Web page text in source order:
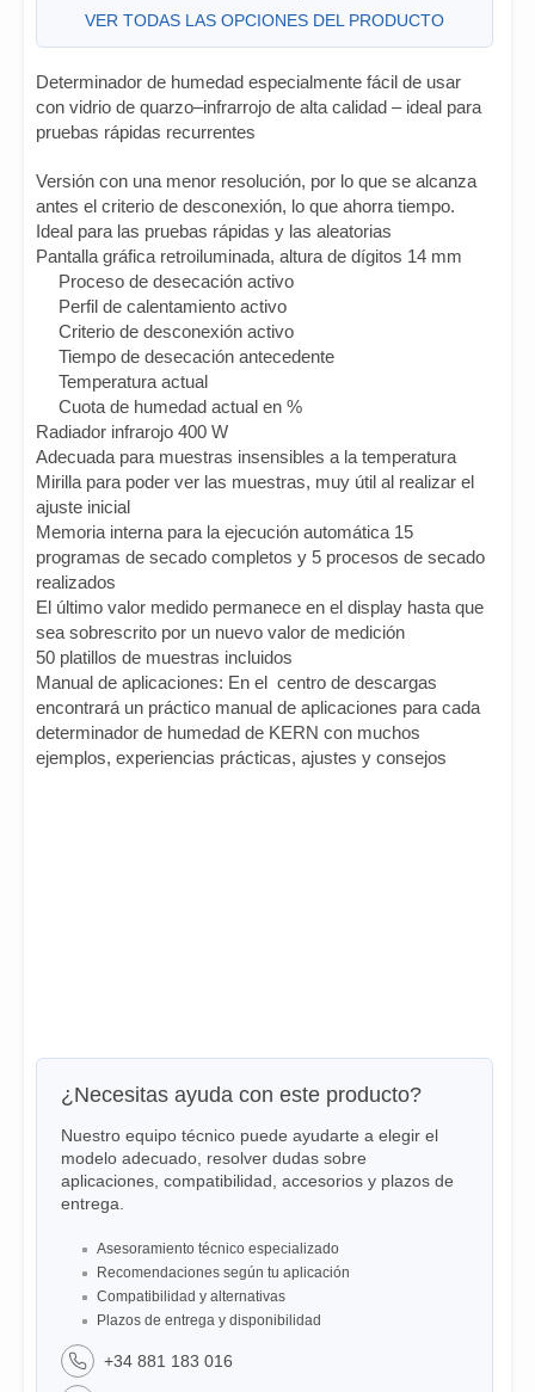
VER TODAS LAS OPCIONES DEL PRODUCTO
Determinador de humedad especialmente fácil de usar
con vidrio de quarzo–infrarrojo de alta calidad – ideal para
pruebas rápidas recurrentes
Versión con una menor resolución, por lo que se alcanza
antes el criterio de desconexión, lo que ahorra tiempo.
Ideal para las pruebas rápidas y las aleatorias
Pantalla gráfica retroiluminada, altura de dígitos 14 mm
Proceso de desecación activo
Perfil de calentamiento activo
Criterio de desconexión activo
Tiempo de desecación antecedente
Temperatura actual
Cuota de humedad actual en %
Radiador infrarojo 400 W
Adecuada para muestras insensibles a la temperatura
Mirilla para poder ver las muestras, muy útil al realizar el
ajuste inicial
Memoria interna para la ejecución automática 15
programas de secado completos y 5 procesos de secado
realizados
El último valor medido permanece en el display hasta que
sea sobrescrito por un nuevo valor de medición
50 platillos de muestras incluidos
Manual de aplicaciones: En el centro de descargas
encontrará un práctico manual de aplicaciones para cada
determinador de humedad de KERN con muchos
ejemplos, experiencias prácticas, ajustes y consejos
¿Necesitas ayuda con este producto?
Nuestro equipo técnico puede ayudarte a elegir el
modelo adecuado, resolver dudas sobre
aplicaciones, compatibilidad, accesorios y plazos de
entrega.
Asesoramiento técnico especializado
Recomendaciones según tu aplicación
Compatibilidad y alternativas
Plazos de entrega y disponibilidad
+34 881 183 016